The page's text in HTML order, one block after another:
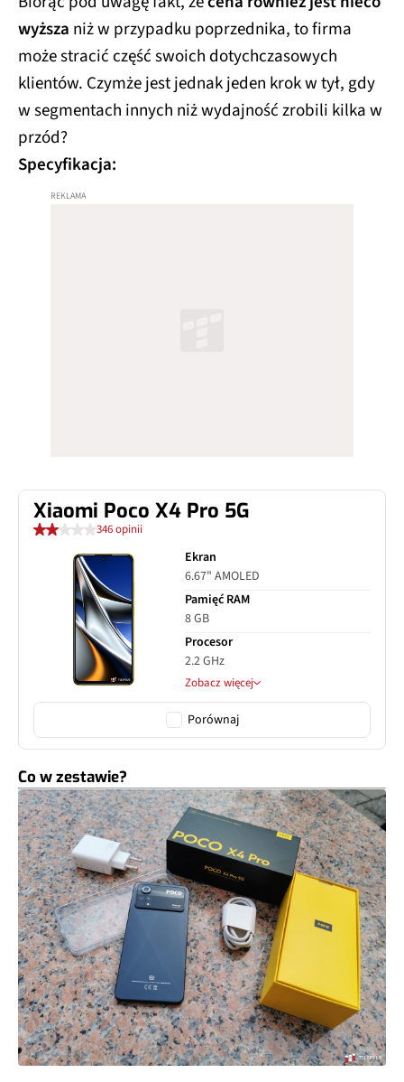
wyższa niż w przypadku poprzednika, to firma
może stracić część swoich dotychczasowych
klientów. Czymże jest jednak jeden krok w tył, gdy
w segmentach innych niż wydajność zrobili kilka w
przód?
Specyfikacja:
Xiaomi Poco X4 Pro 5G
346 opinii
Ekran
6.67" AMOLED
Pamięć RAM
8 GB
Procesor
2.2 GHz
Zobacz więcej
Porównaj
Co w zestawie?